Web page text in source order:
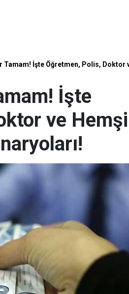
Tamam! İşte Öğretmen, Polis, Doktor
İşte
ve